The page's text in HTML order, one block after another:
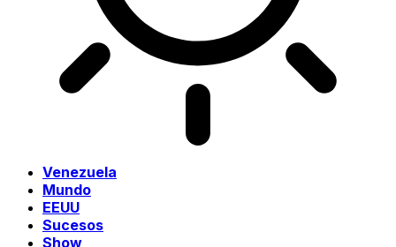
Venezuela
Mundo
EEUU
Sucesos
Show